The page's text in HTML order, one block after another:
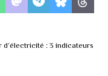
: 3 indicateurs